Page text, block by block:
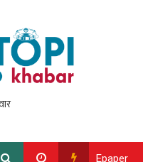
Epaper